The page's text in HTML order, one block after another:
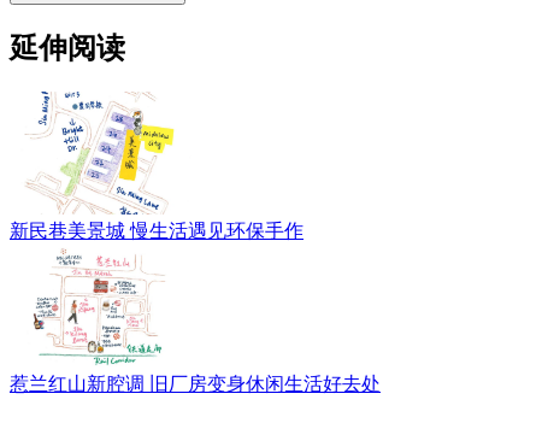
延伸阅读
新民巷美景城 慢生活遇见环保手作
惹兰红山新腔调 旧厂房变身休闲生活好去处